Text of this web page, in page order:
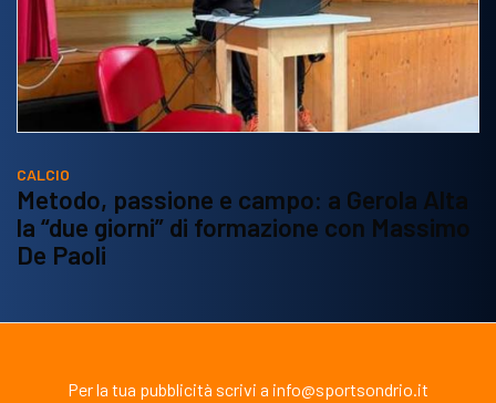
CALCIO
Metodo, passione e campo: a Gerola Alta
la “due giorni” di formazione con Massimo
De Paoli
Per la tua pubblicità scrivi a info@sportsondrio.it